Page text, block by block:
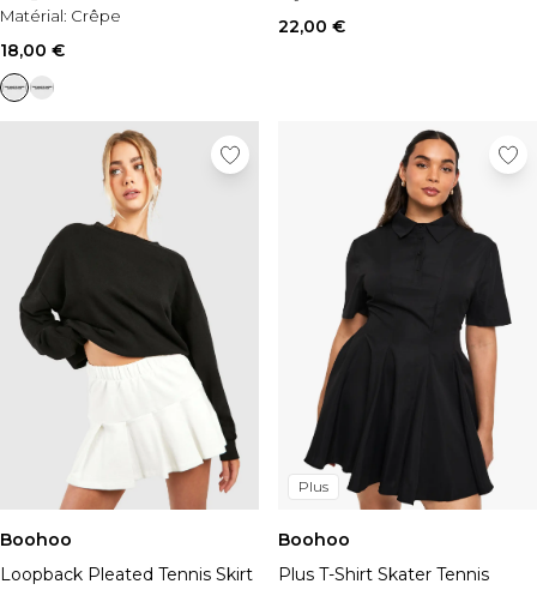
Matérial: Crêpe
18,00 €
22,00 €
Boohoo
Loopback Pleated Tennis Skirt
Plus
Boohoo
Plus T-Shirt Skater Tennis